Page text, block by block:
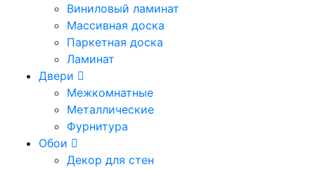
Виниловый ламинат
Массивная доска
Паркетная доска
Ламинат
Двери
Межкомнатные
Металлические
Фурнитура
Обои
Декор для стен